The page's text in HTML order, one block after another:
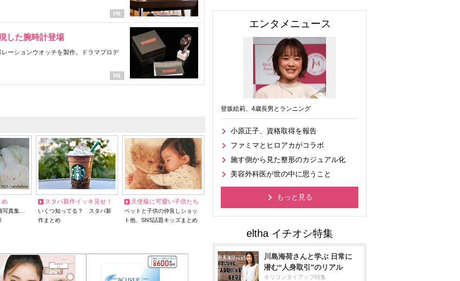
した腕時計登場
ーションウオッチを製作。ドラマプロデ
め
写真集…
スタバ新作イッキ見せ！
いくつ知ってる？ スタバ新
作まとめ
天使級に可愛い子供たち
ペットと子供の仲良しショッ
ト他、SNS話題キッズまとめ
エンタメニュース
登坂絵莉、4歳長男とランニング
小原正子、資格取得を報告
ファミマとヒロアカがコラボ
施す側から見た整形のカジュアル化
美容外科医が世の中に思うこと
もっと見る
川島海荷さんと学ぶ 日常に
潜む“人身取引”のリアル
オリコンタイアップ特集